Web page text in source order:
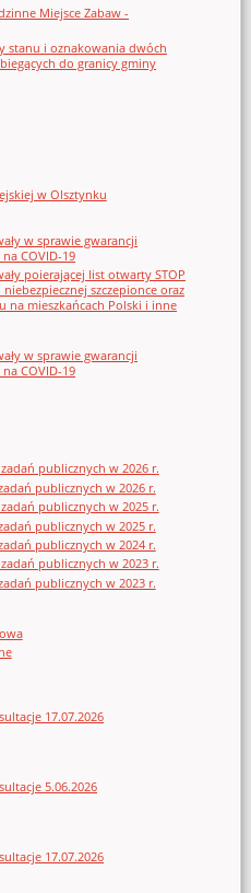
Miejsce Zabaw -
stanu i oznakowania dwóch
do granicy gminy
w Olsztynku
w sprawie gwarancji
COVID-19
poierającej list otwarty STOP
szczepionce oraz
na mieszkańcach Polski i inne
w sprawie gwarancji
COVID-19
publicznych w 2026 r.
publicznych w 2026 r.
publicznych w 2025 r.
publicznych w 2025 r.
publicznych w 2024 r.
publicznych w 2023 r.
publicznych w 2023 r.
17.07.2026
5.06.2026
17.07.2026